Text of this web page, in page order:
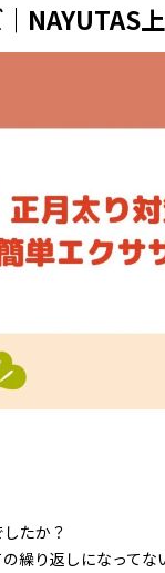
NAYUTAS
たか？
繰り返しになってな